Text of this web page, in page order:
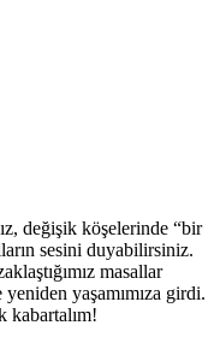
değişik köşelerinde “bir
sesini duyabilirsiniz.
masallar
yeniden yaşamımıza girdi.
kabartalım!